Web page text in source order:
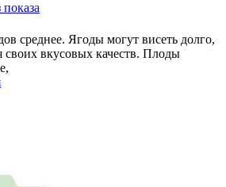
среднее. Ягоды могут висеть долго,
своих вкусовых качеств. Плоды